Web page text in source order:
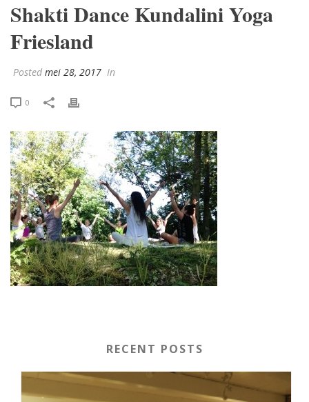
Shakti Dance Kundalini Yoga
Friesland
Posted mei 28, 2017 In
0
RECENT POSTS